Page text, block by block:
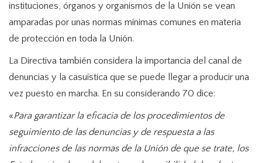
instituciones, órganos y organismos de la Unión se vean
amparadas por unas normas mínimas comunes en materia
de protección en toda la Unión.
La Directiva también considera la importancia del canal de
denuncias y la casuística que se puede llegar a producir una
vez puesto en marcha. En su considerando 70 dice:
«Para garantizar la eficacia de los procedimientos de
seguimiento de las denuncias y de respuesta a las
infracciones de las normas de la Unión de que se trate, los